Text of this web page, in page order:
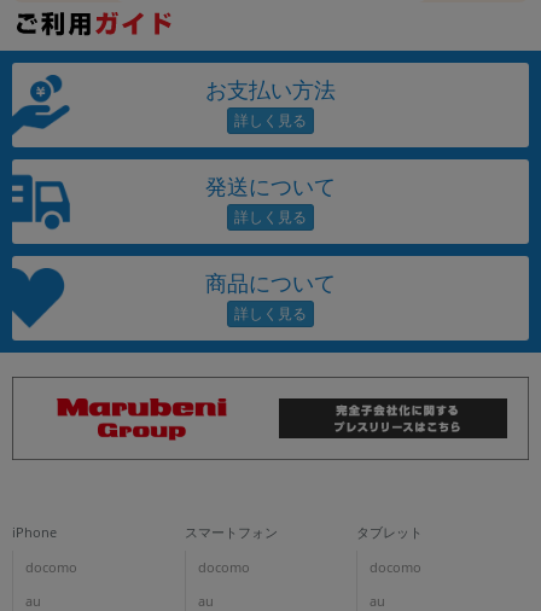
お支払い方法
発送について
商品について
iPhone
docomo
au
スマートフォン
docomo
au
タブレット
docomo
au